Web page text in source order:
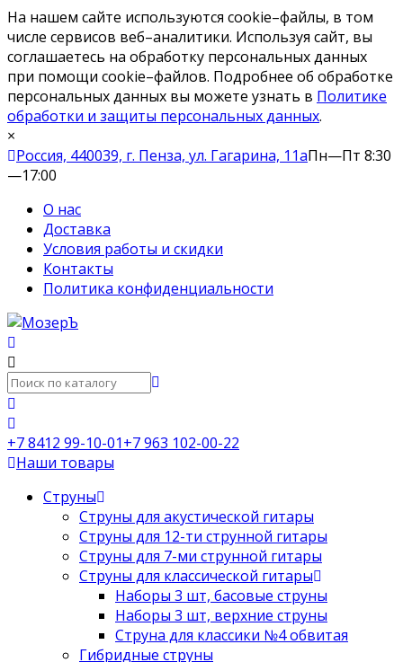
На нашем сайте используются cookie–файлы, в том
числе сервисов веб–аналитики. Используя сайт, вы
соглашаетесь на обработку персональных данных
при помощи cookie–файлов. Подробнее об обработке
персональных данных вы можете узнать в Политике
обработки и защиты персональных данных.
×
Россия, 440039, г. Пенза, ул. Гагарина, 11аПн—Пт 8:30
—17:00
О нас
Доставка
Условия работы и скидки
Контакты
Политика конфиденциальности
+7 8412 99-10-01+7 963 102-00-22
Наши товары
Струны
Струны для акустической гитары
Струны для 12-ти струнной гитары
Струны для 7-ми струнной гитары
Струны для классической гитары
Наборы 3 шт, басовые струны
Наборы 3 шт, верхние струны
Струна для классики №4 обвитая
Гибридные струны